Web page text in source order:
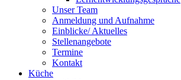
Unser Team
Anmeldung und Aufnahme
Einblicke/ Aktuelles
Stellenangebote
Termine
Kontakt
Küche